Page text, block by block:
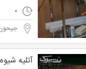
0
آتلیه شیوه